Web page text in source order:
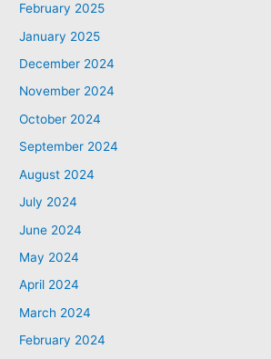
February 2025
January 2025
December 2024
November 2024
October 2024
September 2024
August 2024
July 2024
June 2024
May 2024
April 2024
March 2024
February 2024